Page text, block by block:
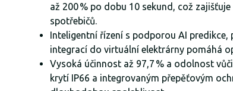
až 200 % po dobu 10 sekund, což
spotřebičů.
Inteligentní řízení s podporou AI predikce,
integrací do virtuální elektrárny pomáhá
Vysoká účinnost až 97,7 % a odolnost
krytí IP66 a integrovaným přepěťovým